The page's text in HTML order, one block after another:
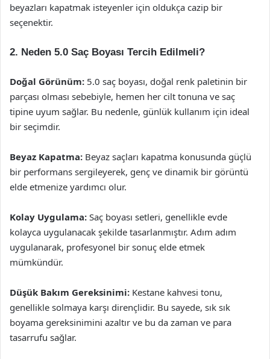
beyazları kapatmak isteyenler için oldukça cazip bir
seçenektir.
2. Neden 5.0 Saç Boyası Tercih Edilmeli?
Doğal Görünüm: 5.0 saç boyası, doğal renk paletinin bir
parçası olması sebebiyle, hemen her cilt tonuna ve saç
tipine uyum sağlar. Bu nedenle, günlük kullanım için ideal
bir seçimdir.
Beyaz Kapatma: Beyaz saçları kapatma konusunda güçlü
bir performans sergileyerek, genç ve dinamik bir görüntü
elde etmenize yardımcı olur.
Kolay Uygulama: Saç boyası setleri, genellikle evde
kolayca uygulanacak şekilde tasarlanmıştır. Adım adım
uygulanarak, profesyonel bir sonuç elde etmek
mümkündür.
Düşük Bakım Gereksinimi: Kestane kahvesi tonu,
genellikle solmaya karşı dirençlidir. Bu sayede, sık sık
boyama gereksinimini azaltır ve bu da zaman ve para
tasarrufu sağlar.